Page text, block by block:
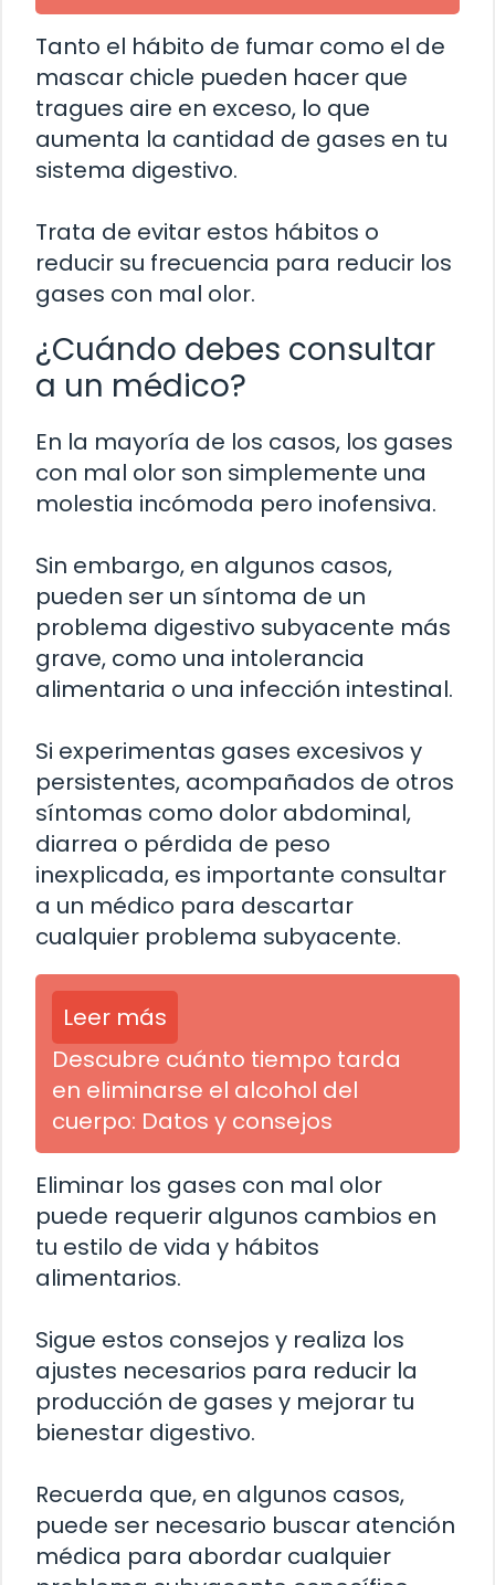
Tanto el hábito de fumar como el de
mascar chicle pueden hacer que
tragues aire en exceso, lo que
aumenta la cantidad de gases en tu
sistema digestivo.
Trata de evitar estos hábitos o
reducir su frecuencia para reducir los
gases con mal olor.
¿Cuándo debes consultar
a un médico?
En la mayoría de los casos, los gases
con mal olor son simplemente una
molestia incómoda pero inofensiva.
Sin embargo, en algunos casos,
pueden ser un síntoma de un
problema digestivo subyacente más
grave, como una intolerancia
alimentaria o una infección intestinal.
Si experimentas gases excesivos y
persistentes, acompañados de otros
síntomas como dolor abdominal,
diarrea o pérdida de peso
inexplicada, es importante consultar
a un médico para descartar
cualquier problema subyacente.
Leer más
Descubre cuánto tiempo tarda
en eliminarse el alcohol del
cuerpo: Datos y consejos
Eliminar los gases con mal olor
puede requerir algunos cambios en
tu estilo de vida y hábitos
alimentarios.
Sigue estos consejos y realiza los
ajustes necesarios para reducir la
producción de gases y mejorar tu
bienestar digestivo.
Recuerda que, en algunos casos,
puede ser necesario buscar atención
médica para abordar cualquier